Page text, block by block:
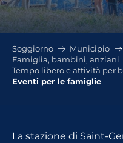
Soggiorno Municipio
Famiglia, bambini, anziani
Tempo libero e attività per
Eventi per le famiglie
La stazione di Saint-